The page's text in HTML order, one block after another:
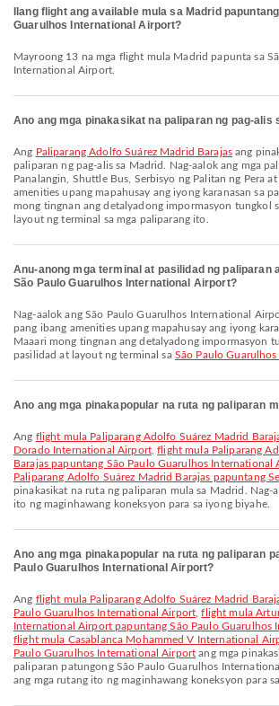
Ilang flight ang available mula sa Madrid
Guarulhos International Airport?
Mayroong 13 na mga flight mula Madrid papunta sa São Paulo Guarulhos
International Airport.
Ano ang mga pinakasikat na paliparan ng pag-alis
Ang Paliparang Adolfo Suárez Madrid Barajas ang
paliparan ng pag-alis sa Madrid. Nag-aalok ang mga
Panalangin, Shuttle Bus, Serbisyo ng Palitan ng Pera
amenities upang mapahusay ang iyong karanasan sa
mong tingnan ang detalyadong impormasyon tungkol
layout ng terminal sa mga paliparang ito.
Anu-anong mga terminal at pasilidad ng paliparan
São Paulo Guarulhos International Airport?
Nag-aalok ang São Paulo Guarulhos International Airport ng Taxi at marami
pang ibang amenities upang mapahusay ang iyong
Maaari mong tingnan ang detalyadong impormasyon
pasilidad at layout ng terminal sa São Paulo
Ano ang mga pinakapopular na ruta ng paliparan
Ang flight mula Paliparang Adolfo Suárez Madrid
Dorado International Airport,flight mula Paliparang
Barajas papuntang São Paulo Guarulhos International
Paliparang Adolfo Suárez Madrid Barajas papuntang
pinakasikat na ruta ng paliparan mula sa Madrid. Nag-
ito ng maginhawang koneksyon para sa iyong biyahe.
Ano ang mga pinakapopular na ruta ng paliparan
Paulo Guarulhos International Airport?
Ang flight mula Paliparang Adolfo Suárez Madrid
Paulo Guarulhos International Airport ,flight mula
International Airport papuntang São Paulo Guarulhos
flight mula Casablanca Mohammed V International
Paulo Guarulhos International Airport ang mga
paliparan patungong São Paulo Guarulhos
ang mga rutang ito ng maginhawang koneksyon para